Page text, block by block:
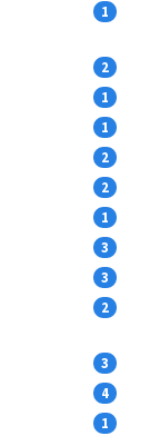
1
2
1
1
2
2
1
3
3
2
3
4
1